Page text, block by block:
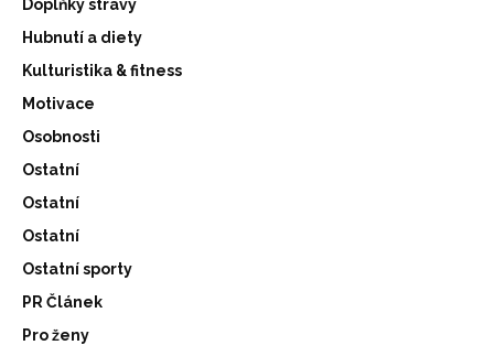
Doplňky stravy
Hubnutí a diety
Kulturistika & fitness
Motivace
Osobnosti
Ostatní
Ostatní
Ostatní
Ostatní sporty
PR Článek
Pro ženy